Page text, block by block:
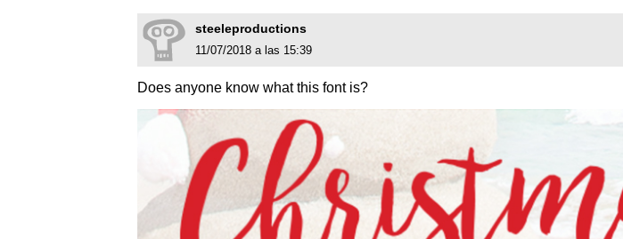
steeleproductions
11/07/2018 a las 15:39
Does anyone know what this font is?